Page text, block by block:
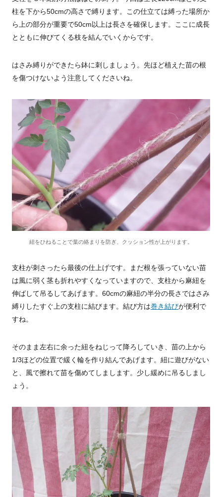
柱を下から50cmの高さで縛ります。この仕立ては縛った場所か
ら上の部分が重要で50cm以上は長さを確保します。ここに成長
とともに伸びてくる枝を結んでいくからです。
はさみ縛りができたら鉢に刺しましょう。先ほど植えた苗の根
を傷つけないよう注意してくださいね。
紐をひねることで葉の絡まりを防ぎ、クッション性が上がります。
支柱が刺さったら最後の仕上げです。まだ根を張っていない苗
は風に弱く茎も折れやすくなっていますので、支柱から麻紐を
伸ばして吊るしてあげます。 60cmの麻紐の半分の長さではさみ
縛りしたすぐ上の支柱に結びます。結び方は巻き結びが便利で
すね。
そのまま左右に余った紐をねじって降ろしていき、苗の上から
1/3ほどの位置で緩く輪を作り結んであげます。紐に遊びがない
と、風で擦れて苗を傷めてしまします。少し緩めに吊るしまし
ょう。